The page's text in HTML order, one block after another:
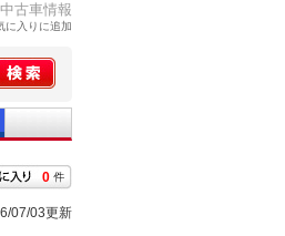
古車情報
に入りに追加
0
07/03更新